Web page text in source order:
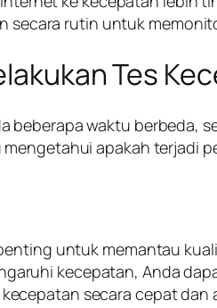
secara rutin untuk
Tes
beberapa waktu berbeda,
mengetahui apakah
untuk memantau
kecepatan, Anda
secara cepat dan